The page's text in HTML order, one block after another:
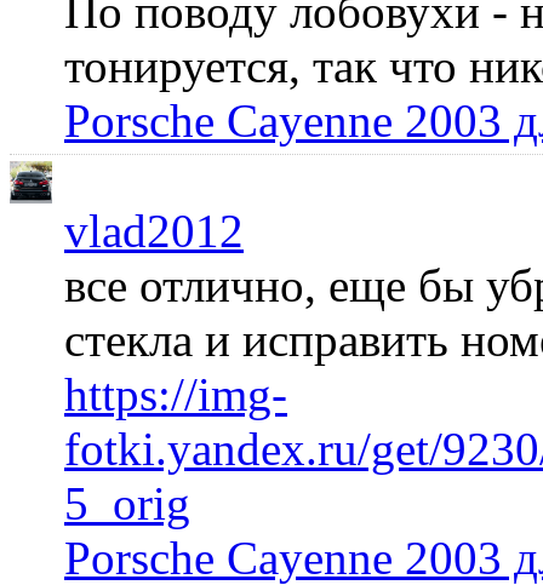
По поводу лобовухи -
тонируется, так что
Porsche Cayenne 2003
vlad2012
все отлично, еще бы
стекла и исправить
https://img-
fotki.yandex.ru/get/
5_orig
Porsche Cayenne 2003